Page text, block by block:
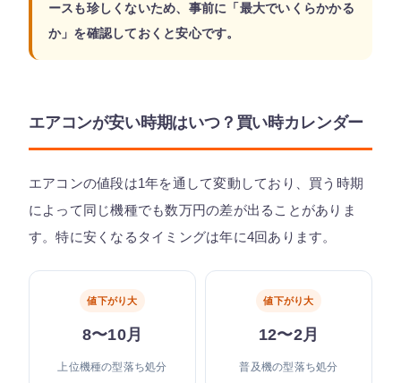
ースも珍しくないため、事前に「最大でいくらかかる
か」を確認しておくと安心です。
エアコンが安い時期はいつ？買い時カレンダー
エアコンの値段は1年を通して変動しており、買う時期
によって同じ機種でも数万円の差が出ることがありま
す。特に安くなるタイミングは年に4回あります。
値下がり大
8〜10月
上位機種の型落ち処分
値下がり大
12〜2月
普及機の型落ち処分